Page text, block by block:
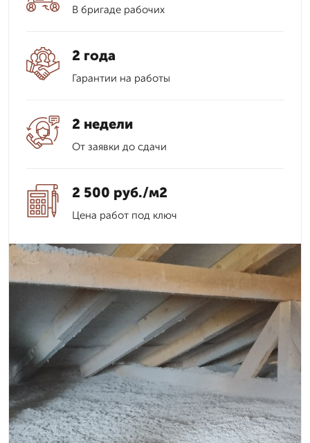
В бригаде рабочих
2 года
Гарантии на работы
2 недели
От заявки до сдачи
2 500 руб./м2
Цена работ под ключ